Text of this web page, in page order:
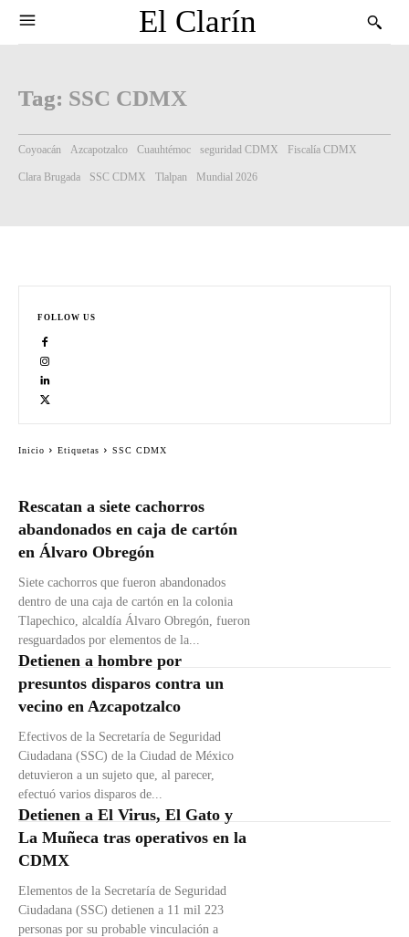
El Clarín
Tag: SSC CDMX
Coyoacán Azcapotzalco Cuauhtémoc seguridad CDMX Fiscalía CDMX
Clara Brugada SSC CDMX Tlalpan Mundial 2026
Rescatan a siete cachorros
abandonados en caja de cartón
en Álvaro Obregón
Siete cachorros que fueron abandonados
dentro de una caja de cartón en la colonia
Tlapechico, alcaldía Álvaro Obregón, fueron
resguardados por elementos de la...
Detienen a hombre por
presuntos disparos contra un
vecino en Azcapotzalco
Efectivos de la Secretaría de Seguridad
Ciudadana (SSC) de la Ciudad de México
detuvieron a un sujeto que, al parecer,
efectuó varios disparos de...
Detienen a El Virus, El Gato y
La Muñeca tras operativos en la
CDMX
Elementos de la Secretaría de Seguridad
Ciudadana (SSC) detienen a 11 mil 223
personas por su probable vinculación a
FOLLOW US
Inicio Etiquetas SSC CDMX